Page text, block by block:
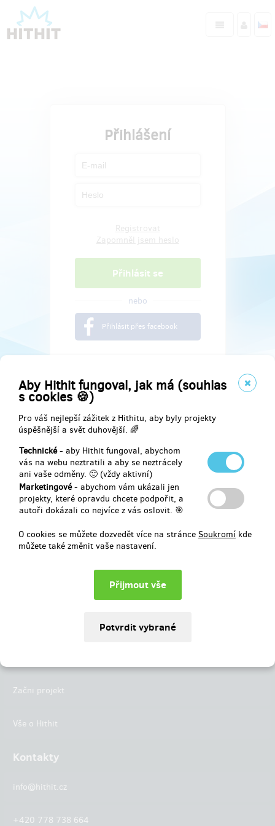
Aby Hithit fungoval, jak má (souhlas
s cookies 🍪)
Pro váš nejlepší zážitek z Hithitu, aby byly projekty
úspěšnější a svět duhovější. 🌈
Technické- aby Hithit fungoval, abychom
vás na webu neztratili a aby se neztrácely
ani vaše odměny. 🙂 (vždy aktivní)
Marketingové- abychom vám ukázali jen
projekty, které opravdu chcete podpořit, a
autoři dokázali co nejvíce z vás oslovit. 🎯
O cookies se můžete dozvedět více na stránce Soukromí kde
můžete také změnit vaše nastavení.
Přihlášení
nebo
Přihlásit přes facebook
Najdete nás na
Začni projekt
Vše o Hithit
Kontakty
info@hithit.cz
+420 778 738 664